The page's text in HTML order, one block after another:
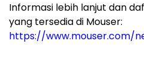
Informasi lebih lanjut dan
yang tersedia di Mouser:
https://www.mouser.com/